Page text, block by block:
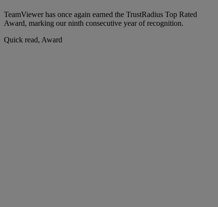
TeamViewer has once again earned the TrustRadius Top Rated
Award, marking our ninth consecutive year of recognition.
Quick read, Award